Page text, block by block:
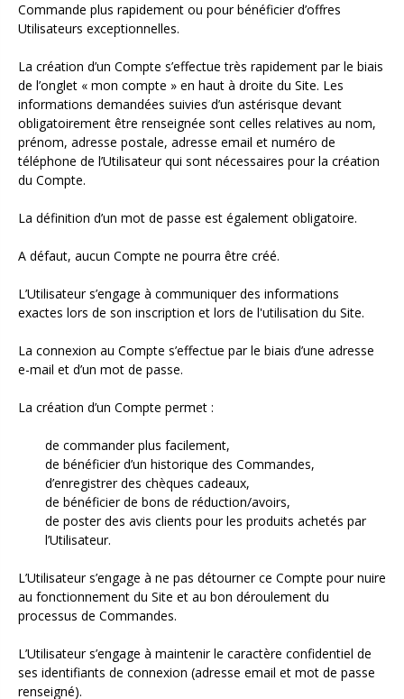
Commande plus rapidement ou pour bénéficier d’offres
Utilisateurs exceptionnelles.
La création d’un Compte s’effectue très rapidement par le biais
de l’onglet « mon compte » en haut à droite du Site. Les
informations demandées suivies d’un astérisque devant
obligatoirement être renseignée sont celles relatives au nom,
prénom, adresse postale, adresse email et numéro de
téléphone de l’Utilisateur qui sont nécessaires pour la création
du Compte.
La définition d’un mot de passe est également obligatoire.
A défaut, aucun Compte ne pourra être créé.
L’Utilisateur s’engage à communiquer des informations
exactes lors de son inscription et lors de l'utilisation du Site.
La connexion au Compte s’effectue par le biais d’une adresse
e-mail et d’un mot de passe.
La création d’un Compte permet :
de commander plus facilement,
de bénéficier d’un historique des Commandes,
d’enregistrer des chèques cadeaux,
de bénéficier de bons de réduction/avoirs,
de poster des avis clients pour les produits achetés par
l’Utilisateur.
L’Utilisateur s’engage à ne pas détourner ce Compte pour nuire
au fonctionnement du Site et au bon déroulement du
processus de Commandes.
L’Utilisateur s’engage à maintenir le caractère confidentiel de
ses identifiants de connexion (adresse email et mot de passe
renseigné).